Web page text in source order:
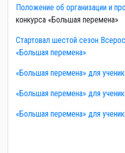
Положение об организации и
конкурса «Большая перемена»
Стартовал шестой сезон
«Большая перемена»
«Большая перемена» для
«Большая перемена» для
«Большая перемена» для